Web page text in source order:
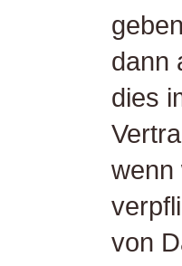
dann
dies
wenn
von